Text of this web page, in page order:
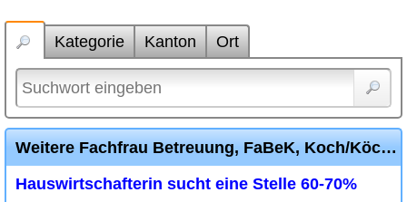
Kategorie Kanton Ort
Weitere Fachfrau Betreuung, FaBeK, Koch/Köchin/Hauswirtschaft Inserate
Hauswirtschafterin sucht eine Stelle 60-70%